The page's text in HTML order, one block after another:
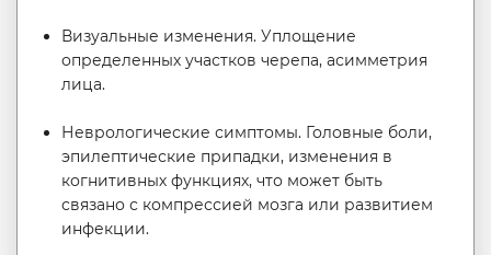
Визуальные изменения. Уплощение
определенных участков черепа, асимметрия
лица.
Неврологические симптомы. Головные боли,
эпилептические припадки, изменения в
когнитивных функциях, что может быть
связано с компрессией мозга или развитием
инфекции.